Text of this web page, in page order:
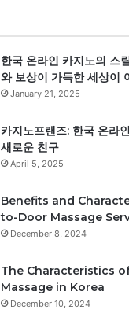
한국 온라인 카지노의 스
와 보상이 가득한 세상이
January 21, 2025
카지노프랜즈: 한국 온라
새로운 친구
April 5, 2025
Benefits and
to-Door Massage
December 8, 2024
The Characteristics
Massage in Korea
December 10, 2024